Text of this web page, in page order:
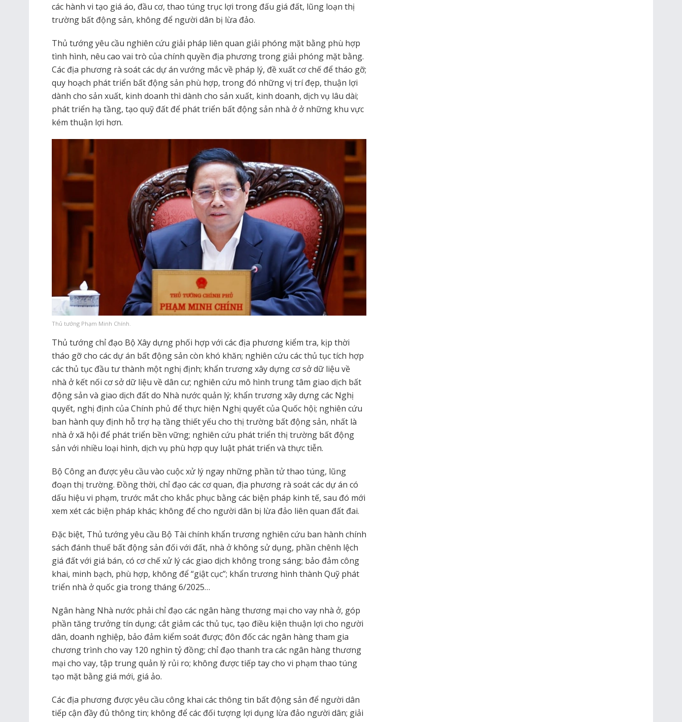
các hành vi tạo giá áo, đầu cơ, thao túng trục lợi trong đấu giá đất, lũng loạn thị
trường bất động sản, không để người dân bị lừa đảo.
Thủ tướng yêu cầu nghiên cứu giải pháp liên quan giải phóng mặt bằng phù hợp
tình hình, nêu cao vai trò của chính quyền địa phương trong giải phóng mặt bằng.
Các địa phương rà soát các dự án vướng mắc về pháp lý, đề xuất cơ chế để tháo gỡ;
quy hoạch phát triển bất động sản phù hợp, trong đó những vị trí đẹp, thuận lợi
dành cho sản xuất, kinh doanh thì dành cho sản xuất, kinh doanh, dịch vụ lâu dài;
phát triển hạ tầng, tạo quỹ đất để phát triển bất động sản nhà ở ở những khu vực
kém thuận lợi hơn.
Thủ tướng Phạm Minh Chính.
Thủ tướng chỉ đạo Bộ Xây dựng phối hợp với các địa phương kiểm tra, kịp thời
tháo gỡ cho các dự án bất động sản còn khó khăn; nghiên cứu các thủ tục tích hợp
các thủ tục đầu tư thành một nghị định; khẩn trương xây dựng cơ sở dữ liệu về
nhà ở kết nối cơ sở dữ liệu về dân cư; nghiên cứu mô hình trung tâm giao dịch bất
động sản và giao dịch đất do Nhà nước quản lý; khẩn trương xây dựng các Nghị
quyết, nghị định của Chính phủ để thực hiện Nghị quyết của Quốc hội; nghiên cứu
ban hành quy định hỗ trợ hạ tầng thiết yếu cho thị trường bất động sản, nhất là
nhà ở xã hội để phát triển bền vững; nghiên cứu phát triển thị trường bất động
sản với nhiều loại hình, dịch vụ phù hợp quy luật phát triển và thực tiễn.
Bộ Công an được yêu cầu vào cuộc xử lý ngay những phần tử thao túng, lũng
đoạn thị trường. Đồng thời, chỉ đạo các cơ quan, địa phương rà soát các dự án có
dấu hiệu vi phạm, trước mắt cho khắc phục bằng các biện pháp kinh tế, sau đó mới
xem xét các biện pháp khác; không để cho người dân bị lừa đảo liên quan đất đai.
Đặc biệt, Thủ tướng yêu cầu Bộ Tài chính khẩn trương nghiên cứu ban hành chính
sách đánh thuế bất động sản đối với đất, nhà ở không sử dụng, phần chênh lệch
giá đất với giá bán, có cơ chế xử lý các giao dịch không trong sáng; bảo đảm công
khai, minh bạch, phù hợp, không để “giật cục”; khẩn trương hình thành Quỹ phát
triển nhà ở quốc gia trong tháng 6/2025…
Ngân hàng Nhà nước phải chỉ đạo các ngân hàng thương mại cho vay nhà ở, góp
phần tăng trưởng tín dụng; cắt giảm các thủ tục, tạo điều kiện thuận lợi cho người
dân, doanh nghiệp, bảo đảm kiểm soát được; đôn đốc các ngân hàng tham gia
chương trình cho vay 120 nghìn tỷ đồng; chỉ đạo thanh tra các ngân hàng thương
mại cho vay, tập trung quản lý rủi ro; không được tiếp tay cho vi phạm thao túng
tạo mặt bằng giá mới, giá ảo.
Các địa phương được yêu cầu công khai các thông tin bất động sản để người dân
tiếp cận đầy đủ thông tin; không để các đối tượng lợi dụng lừa đảo người dân; giải